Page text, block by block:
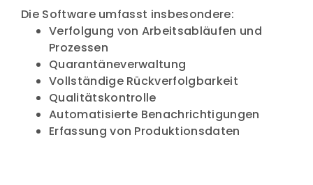
Die Software umfasst insbesondere:
Verfolgung von Arbeitsabläufen und
Prozessen
Quarantäneverwaltung
Vollständige Rückverfolgbarkeit
Qualitätskontrolle
Automatisierte Benachrichtigungen
Erfassung von Produktionsdaten